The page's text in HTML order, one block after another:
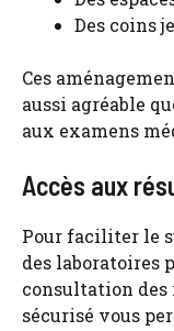
Des coins
Ces
aussi agréable
aux examens
Accès aux
Pour faciliter le
des laboratoires
consultation des
sécurisé vous